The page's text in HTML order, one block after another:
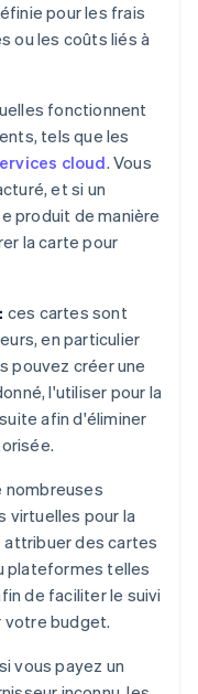
pour les frais
ou les coûts liés à
fonctionnent
tels que les
cloud. Vous
et si un
produit de manière
la carte pour
ces cartes sont
en particulier
pouvez créer une
l'utiliser pour la
afin d'éliminer
nombreuses
virtuelles pour la
attribuer des cartes
plateformes telles
de faciliter le suivi
budget.
si vous payez un